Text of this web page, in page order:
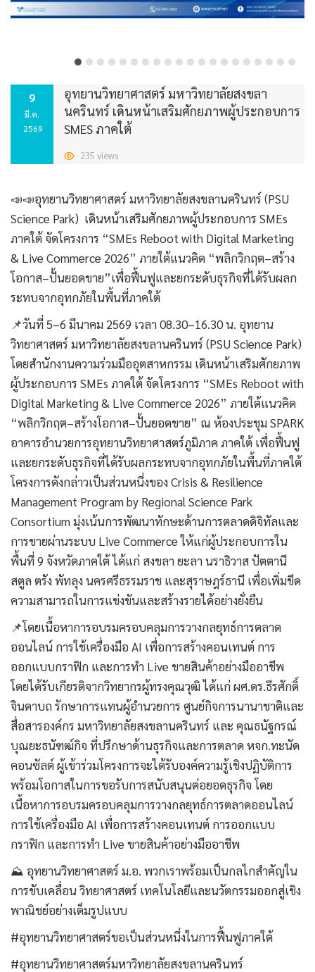
9
มี.ค.
2569
อุทยานวิทยาศาสตร์ มหาวิทยาลัยสงขลา
นครินทร์ เดินหน้าเสริมศักยภาพผู้ประกอบการ
SMES ภาคใต้
235 views
📣📣อุทยานวิทยาศาสตร์ มหาวิทยาลัยสงขลานครินทร์ (PSU
Science Park) เดินหน้าเสริมศักยภาพผู้ประกอบการ SMEs
ภาคใต้ จัดโครงการ “SMEs Reboot with Digital Marketing
& Live Commerce 2026” ภายใต้แนวคิด “พลิกวิกฤต–สร้าง
โอกาส–ปั้นยอดขาย”เพื่อฟื้นฟูและยกระดับธุรกิจที่ได้รับผลก
ระทบจากอุทกภัยในพื้นที่ภาคใต้
📌วันที่ 5–6 มีนาคม 2569 เวลา 08.30–16.30 น. อุทยาน
วิทยาศาสตร์ มหาวิทยาลัยสงขลานครินทร์ (PSU Science Park)
โดยสำนักงานความร่วมมืออุตสาหกรรม เดินหน้าเสริมศักยภาพ
ผู้ประกอบการ SMEs ภาคใต้ จัดโครงการ “SMEs Reboot with
Digital Marketing & Live Commerce 2026” ภายใต้แนวคิด
“พลิกวิกฤต–สร้างโอกาส–ปั้นยอดขาย” ณ ห้องประชุม SPARK
อาคารอำนวยการอุทยานวิทยาศาสตร์ภูมิภาค ภาคใต้ เพื่อฟื้นฟู
และยกระดับธุรกิจที่ได้รับผลกระทบจากอุทกภัยในพื้นที่ภาคใต้
โครงการดังกล่าวเป็นส่วนหนึ่งของ Crisis & Resilience
Management Program by Regional Science Park
Consortium มุ่งเน้นการพัฒนาทักษะด้านการตลาดดิจิทัลและ
การขายผ่านระบบ Live Commerce ให้แก่ผู้ประกอบการใน
พื้นที่ 9 จังหวัดภาคใต้ ได้แก่ สงขลา ยะลา นราธิวาส ปัตตานี
สตูล ตรัง พัทลุง นครศรีธรรมราช และสุราษฎร์ธานี เพื่อเพิ่มขีด
ความสามารถในการแข่งขันและสร้างรายได้อย่างยั่งยืน
📌โดยเนื้อหาการอบรมครอบคลุมการวางกลยุทธ์การตลาด
ออนไลน์ การใช้เครื่องมือ AI เพื่อการสร้างคอนเทนต์ การ
ออกแบบกราฟิก และการทำ Live ขายสินค้าอย่างมืออาชีพ
โดยได้รับเกียรติจากวิทยากรผู้ทรงคุณวุฒิ ได้แก่ ผศ.ดร.ธีรศักดิ์
จินดาบถ รักษาการแทนผู้อำนวยการ ศูนย์กิจการนานาชาติและ
สื่อสารองค์กร มหาวิทยาลัยสงขลานครินทร์ และ คุณธนัฐกรณ์
บุณยะธนัฑฒ์กิจ ที่ปรึกษาด้านธุรกิจและการตลาด หจก.ทะนัด
คอนซัลต์ ผู้เข้าร่วมโครงการจะได้รับองค์ความรู้เชิงปฏิบัติการ
พร้อมโอกาสในการขอรับการสนับสนุนต่อยอดธุรกิจ โดย
เนื้อหาการอบรมครอบคลุมการวางกลยุทธ์การตลาดออนไลน์
การใช้เครื่องมือ AI เพื่อการสร้างคอนเทนต์ การออกแบบ
กราฟิก และการทำ Live ขายสินค้าอย่างมืออาชีพ
⛰️ อุทยานวิทยาศาสตร์ ม.อ. พวกเราพร้อมเป็นกลไกสำคัญใน
การขับเคลื่อน วิทยาศาสตร์ เทคโนโลยีและนวัตกรรมออกสู่เชิง
พาณิชย์อย่างเต็มรูปแบบ
#อุทยานวิทยาศาสตร์ขอเป็นส่วนหนึ่งในการฟื้นฟูภาคใต้
#อุทยานวิทยาศาสตร์มหาวิทยาลัยสงขลานครินทร์